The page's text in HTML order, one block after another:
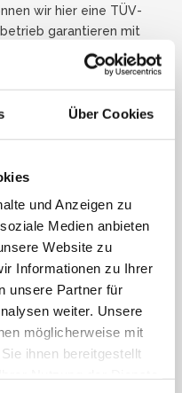
Über Cookies
und Anzeigen zu
Medien anbieten
Website zu
Informationen zu Ihrer
unsere Partner für
weiter. Unsere
möglicherweise mit
ihnen bereitgestellt
wir hier eine TÜV-
garantieren mit